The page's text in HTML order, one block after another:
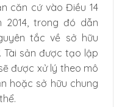
căn cứ vào Điều 14
2014, trong đó dẫn
tắc về sở hữu
Tài sản được tạo lập
được xử lý theo mô
hoặc sở hữu chung